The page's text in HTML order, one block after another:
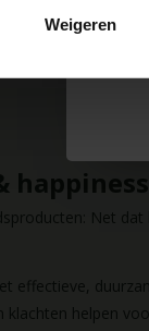
Weigeren
2 - 3
happiness
Net
effectieve,
helpen